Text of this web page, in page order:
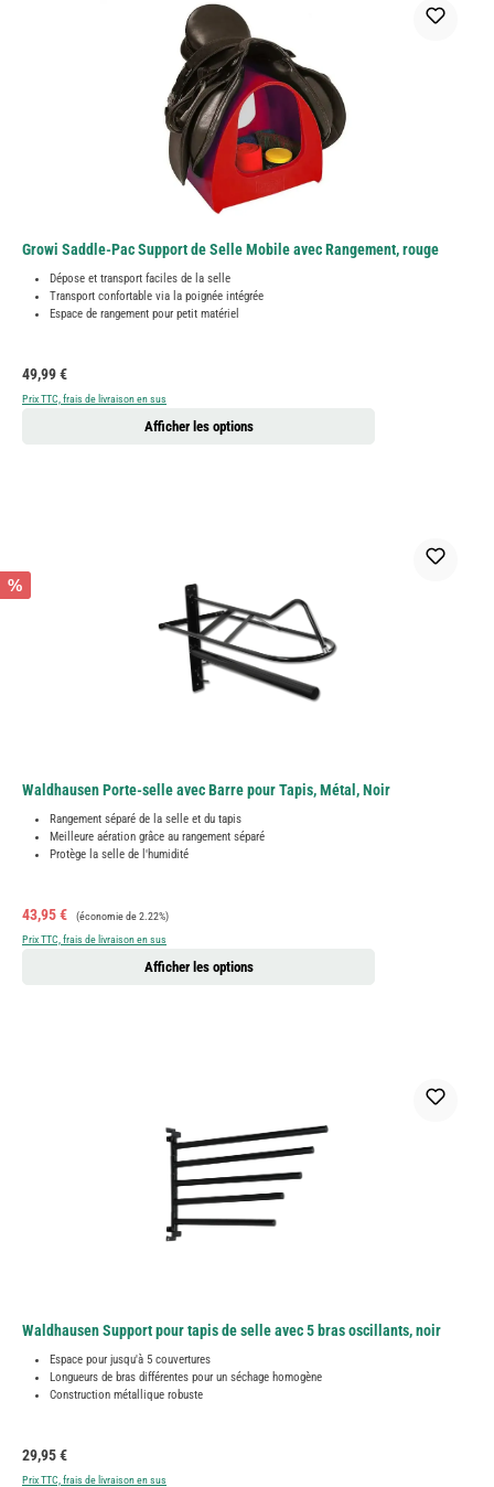
Growi Saddle-Pac Support de Selle Mobile avec Rangement, rouge
Dépose et transport faciles de la selle
Transport confortable via la poignée intégrée
Espace de rangement pour petit matériel
Prix régulier :
49,99 €
Prix TTC, frais de livraison en sus
Afficher les options
%
Waldhausen Porte-selle avec Barre pour Tapis, Métal, Noir
Rangement séparé de la selle et du tapis
Meilleure aération grâce au rangement séparé
Protège la selle de l'humidité
Prix de vente :
43,95 € Prix régulier :
(économie de 2.22%)
Prix TTC, frais de livraison en sus
Afficher les options
Waldhausen Support pour tapis de selle avec 5 bras oscillants, noir
Espace pour jusqu'à 5 couvertures
Longueurs de bras différentes pour un séchage homogène
Construction métallique robuste
Prix régulier :
29,95 €
Prix TTC, frais de livraison en sus